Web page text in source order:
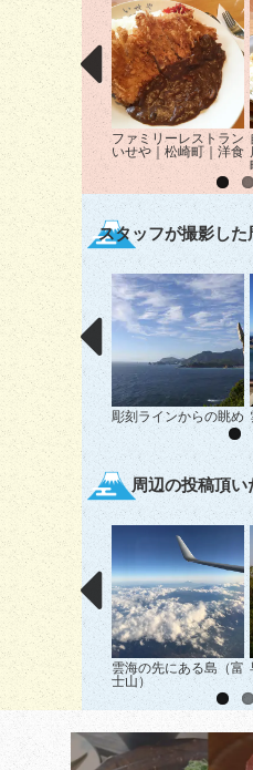
ファミリーレストラン
いせや｜松崎町｜洋食
スタッフが撮影し
彫刻ラインからの眺め
周辺の投稿頂
雲海の先にある島（富
士山）